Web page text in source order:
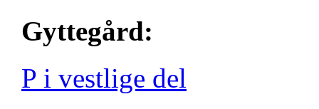
Gyttegård:
P i vestlige del